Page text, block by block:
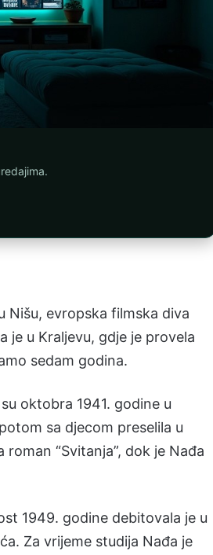
Nišu, evropska filmska diva
je u Kraljevu, gdje je provela
sedam godina.
oktobra 1941. godine u
sa djecom preselila u
“Svitanja”, dok je Nađa
1949. godine debitovala je u
Za vrijeme studija Nađa je